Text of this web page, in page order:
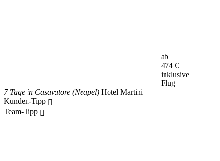
ab
474 €
inklusive
Flug
7 Tage in Casavatore (Neapel) Hotel Martini
Kunden-Tipp
Team-Tipp